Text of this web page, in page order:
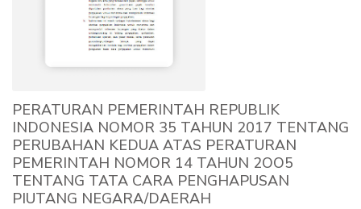
PERATURAN PEMERINTAH REPUBLIK
INDONESIA NOMOR 35 TAHUN 2017 TENTANG
PERUBAHAN KEDUA ATAS PERATURAN
PEMERINTAH NOMOR 14 TAHUN 2OO5
TENTANG TATA CARA PENGHAPUSAN
PIUTANG NEGARA/DAERAH